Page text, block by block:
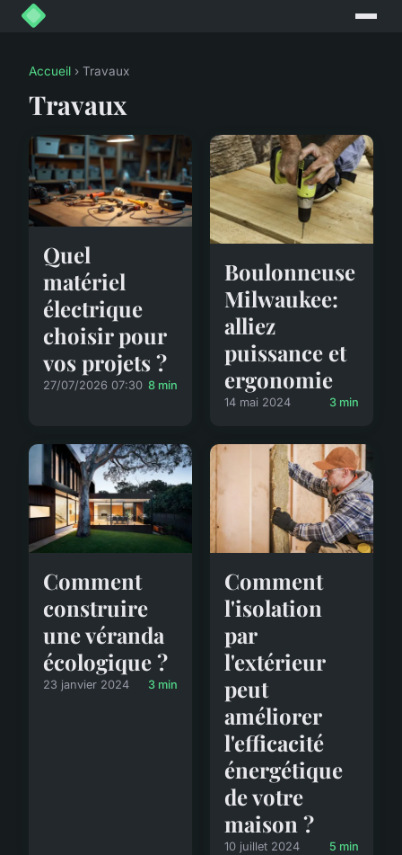
Accueil › Travaux
Travaux
Quel
matériel
électrique
choisir pour
vos projets ?
27/07/2026 07:30 8 min
Boulonneuse
Milwaukee:
alliez
puissance et
ergonomie
14 mai 2024 3 min
Comment
construire
une véranda
écologique ?
23 janvier 2024 3 min
Comment
l'isolation
par
l'extérieur
peut
améliorer
l'efficacité
énergétique
de votre
maison ?
10 juillet 2024 5 min